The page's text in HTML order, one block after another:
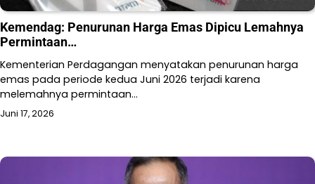
Kemendag: Penurunan Harga Emas Dipicu Lemahnya
Permintaan…
Kementerian Perdagangan menyatakan penurunan harga
emas pada periode kedua Juni 2026 terjadi karena
melemahnya permintaan…
Juni 17, 2026